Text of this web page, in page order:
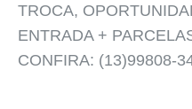
TROCA,
ENTRADA +
CONFIRA: (13)99808-